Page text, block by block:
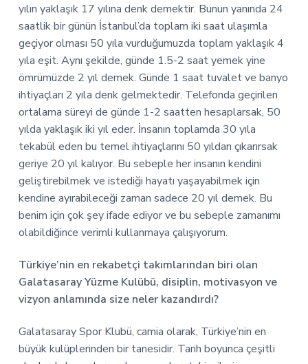
yılın yaklaşık 17 yılına denk demektir. Bunun yanında 24
saatlik bir günün İstanbul’da toplam iki saat ulaşımla
geçiyor olması 50 yıla vurduğumuzda toplam yaklaşık 4
yıla eşit. Aynı şekilde, günde 1.5-2 saat yemek yine
ömrümüzde 2 yıl demek. Günde 1 saat tuvalet ve banyo
ihtiyaçları 2 yıla denk gelmektedir. Telefonda geçirilen
ortalama süreyi de günde 1-2 saatten hesaplarsak, 50
yılda yaklaşık iki yıl eder. İnsanın toplamda 30 yıla
tekabül eden bu temel ihtiyaçlarını 50 yıldan çıkarırsak
geriye 20 yıl kalıyor. Bu sebeple her insanın kendini
geliştirebilmek ve istediği hayatı yaşayabilmek için
kendine ayırabileceği zaman sadece 20 yıl demek. Bu
benim için çok şey ifade ediyor ve bu sebeple zamanımı
olabildiğince verimli kullanmaya çalışıyorum.
Türkiye’nin en rekabetçi takımlarından biri olan
Galatasaray Yüzme Kulübü, disiplin, motivasyon ve
vizyon anlamında size neler kazandırdı?
Galatasaray Spor Klubü, camia olarak, Türkiye’nin en
büyük kulüplerinden bir tanesidir. Tarih boyunca çeşitli